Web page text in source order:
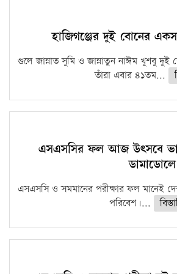
ফরিদগঞ্জে আগুনে পুড়লো ৬ ব্যবসা
চাঁদপুরে ২০ভরি ওজনের স্বর্নালংকার
82199 বার পঠিত।
চিকিৎসায় সর্ম্পূন…
কচুয়ায় মাদ্রাসায় ঢুকে শিক্ষককে
55256 বার পঠিত।
হাজিগঞ্জের দুই বোনের
গুলে জান্নাত সুমি ও জান্নাতুন নাঈম খুশবু দুই
তাঁরা এবার ৪১তম...
এসএসসির ফল আজ উৎসবে
ডামাডোলে
এসএসসি ও সমমানের পরীক্ষার ফল মানেই
পরিবেশ।...